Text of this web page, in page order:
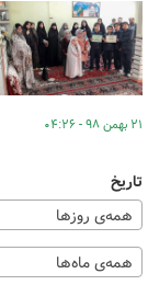
۲۱ بهمن ۹۸ - ۰۴:۲۶
تاریخ
همه‌ی روزها
همه‌ی ماه‌ها